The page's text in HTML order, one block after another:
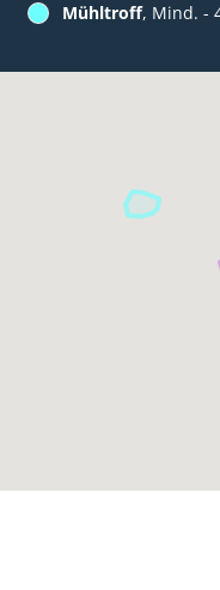
Mühltroff, Mind. -